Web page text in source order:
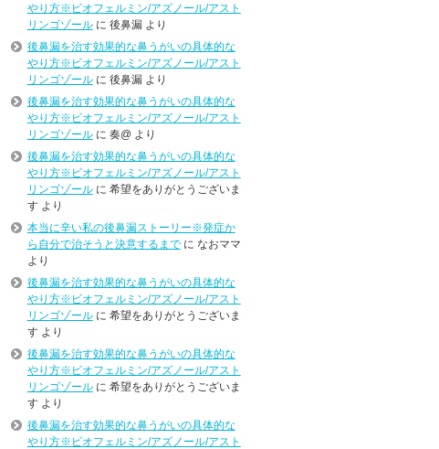
やり方※ビオフェルミン/アズノール/アスト
リンゴゾールに 後鼻漏 より
後鼻漏を治す効果的な鼻うがいの具体的な
やり方※ビオフェルミン/アズノール/アスト
リンゴゾールに 後鼻漏 より
後鼻漏を治す効果的な鼻うがいの具体的な
やり方※ビオフェルミン/アズノール/アスト
リンゴゾールに 奏@ より
後鼻漏を治す効果的な鼻うがいの具体的な
やり方※ビオフェルミン/アズノール/アスト
リンゴゾールに 希望をありがとうございま
す より
本当に辛い私の後鼻漏ストーリー※発症か
ら自分で治そうと決意するまでに なおママ
より
後鼻漏を治す効果的な鼻うがいの具体的な
やり方※ビオフェルミン/アズノール/アスト
リンゴゾールに 希望をありがとうございま
す より
後鼻漏を治す効果的な鼻うがいの具体的な
やり方※ビオフェルミン/アズノール/アスト
リンゴゾールに 希望をありがとうございま
す より
後鼻漏を治す効果的な鼻うがいの具体的な
やり方※ビオフェルミン/アズノール/アスト